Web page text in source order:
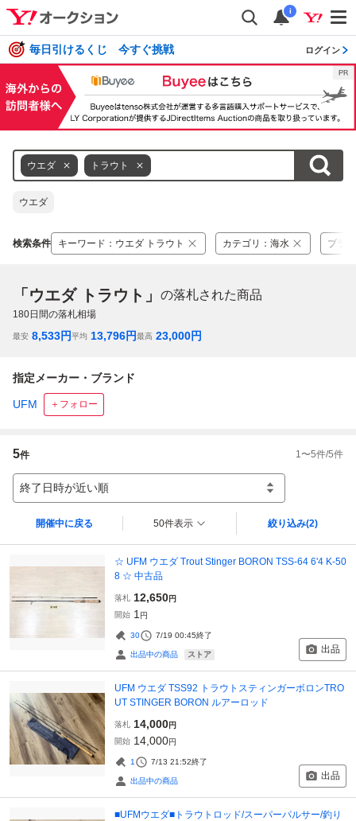
i
毎日引けるくじ 今すぐ挑戦 ログイン
ウエダ トラウト
ウエダ
検索条件 キーワード ： ウエダ トラウト カテゴリ ： 海水 ブラ
「ウエダ トラウト」 の落札された商品
180日間の落札相場
最安 8,533円平均 13,796円最高 23,000円
指定メーカー・ブランド
UFM ＋フォロー
5件 1 〜5件/5件
終了日時が近い順
開催中に戻る 50件表示 絞り込み(2)
☆ UFM ウエダ Trout Stinger BORON TSS-64 6'4 K-50
8 ☆ 中古品
落札 12,650円
開始 1 円
30 7/19 00:45終了
出品中の商品 ストア 出品
UFM ウエダ TSS92 トラウトスティンガーボロンTRO
UT STINGER BORON ルアーロッド
落札 14,000円
開始 14,000円
1 7/13 21:52終了
出品中の商品 出品
■UFMウエダ■トラウトロッド/スーパーパルサー/釣り